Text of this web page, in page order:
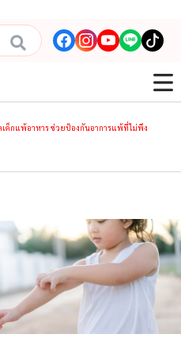
เด็กแพ้อาหาร ช่วยป้องกันอาการแพ้ที่ไม่พึง